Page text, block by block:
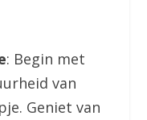
: Begin met
van
Geniet van